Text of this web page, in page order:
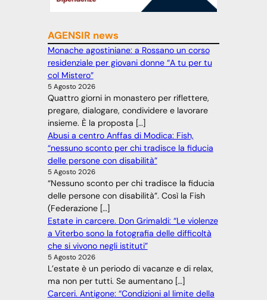
AGENSIR news
Monache agostiniane: a Rossano un corso
residenziale per giovani donne “A tu per tu
col Mistero”
5 Agosto 2026
Quattro giorni in monastero per riflettere,
pregare, dialogare, condividere e lavorare
insieme. È la proposta […]
Abusi a centro Anffas di Modica: Fish,
“nessuno sconto per chi tradisce la fiducia
delle persone con disabilità”
5 Agosto 2026
“Nessuno sconto per chi tradisce la fiducia
delle persone con disabilità”. Così la Fish
(Federazione […]
Estate in carcere. Don Grimaldi: “Le violenze
a Viterbo sono la fotografia delle difficoltà
che si vivono negli istituti”
5 Agosto 2026
L’estate è un periodo di vacanze e di relax,
ma non per tutti. Se aumentano […]
Carceri. Antigone: “Condizioni al limite della